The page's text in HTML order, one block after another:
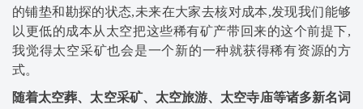
的铺垫和勘探的状态,未来在大家去核对成本,发现我们能够
以更低的成本从太空把这些稀有矿产带回来的这个前提下,
我觉得太空采矿也会是一个新的一种就获得稀有资源的方
式。
随着太空葬、太空采矿、太空旅游、 太空寺庙等诸多新名词